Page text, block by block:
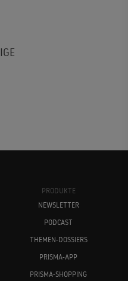
PRODUKTE
NEWSLETTER
PODCAST
THEMEN-DOSSIERS
PRISMA-APP
PRISMA-SHOPPING